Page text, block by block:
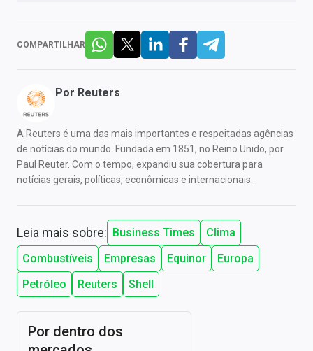
COMPARTILHAR
Por Reuters
A Reuters é uma das mais importantes e respeitadas agências
de notícias do mundo. Fundada em 1851, no Reino Unido, por
Paul Reuter. Com o tempo, expandiu sua cobertura para
notícias gerais, políticas, econômicas e internacionais.
Leia mais sobre: Business Times
Clima
Combustíveis
Empresas Equinor
Europa
Petróleo
Reuters Shell
Por dentro dos